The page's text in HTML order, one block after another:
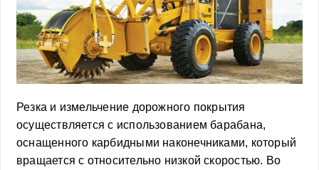
Резка и измельчение дорожного покрытия
осуществляется с использованием барабана,
оснащенного карбидными наконечниками, который
вращается с относительно низкой скоростью. Во